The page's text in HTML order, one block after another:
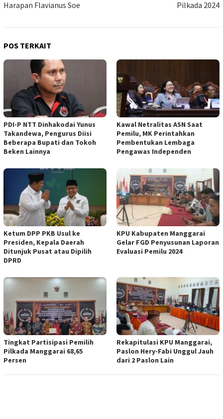
Harapan Flavianus Soe
Pilkada 2024
POS TERKAIT
PDI-P NTT Dinhakodai Yunus
Takandewa, Pengurus Diisi
Beberapa Bupati dan Tokoh
Beken Lainnya
Kawal Netralitas ASN Saat
Pemilu, MK Perintahkan
Pembentukan Lembaga
Pengawas Independen
Ketum DPP PKB Usul ke
Presiden, Kepala Daerah
Ditunjuk Pusat atau Dipilih
DPRD
KPU Kabupaten Manggarai
Gelar FGD Penyusunan Laporan
Evaluasi Pemilu 2024
Tingkat Partisipasi Pemilih
Pilkada Manggarai 68,65
Persen
Rekapitulasi KPU Manggarai,
Paslon Hery-Fabi Unggul Jauh
dari 2 Paslon Lain